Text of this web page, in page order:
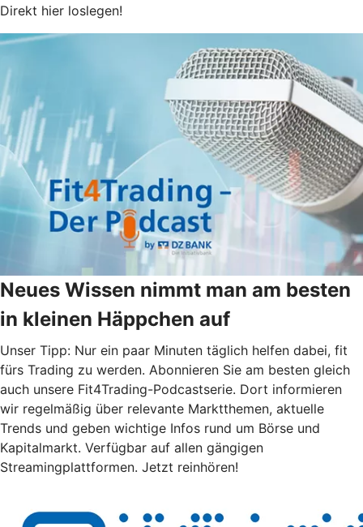
Direkt hier loslegen!
Neues Wissen nimmt man am besten
in kleinen Häppchen auf
Unser Tipp: Nur ein paar Minuten täglich helfen dabei, fit
fürs Trading zu werden. Abonnieren Sie am besten gleich
auch unsere Fit4Trading-Podcastserie. Dort informieren
wir regelmäßig über relevante Marktthemen, aktuelle
Trends und geben wichtige Infos rund um Börse und
Kapitalmarkt. Verfügbar auf allen gängigen
Streamingplattformen. Jetzt reinhören!